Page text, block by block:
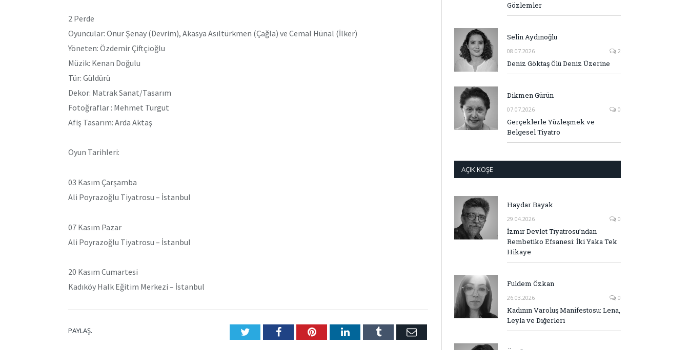
2 Perde
Oyuncular: Onur Şenay (Devrim), Akasya Asıltürkmen (Çağla) ve Cemal Hünal (İlker)
Yöneten: Özdemir Çiftçioğlu
Müzik: Kenan Doğulu
Tür: Güldürü
Dekor: Matrak Sanat/Tasarım
Fotoğraflar : Mehmet Turgut
Afiş Tasarım: Arda Aktaş
Oyun Tarihleri:
03 Kasım Çarşamba
Ali Poyrazoğlu Tiyatrosu – İstanbul
07 Kasım Pazar
Ali Poyrazoğlu Tiyatrosu – İstanbul
20 Kasım Cumartesi
Kadıköy Halk Eğitim Merkezi – İstanbul
PAYLAŞ. TwitterFacebookPinterestLinkedInTumblr E-
Gözlemler
Selin Aydınoğlu
08.07.2026 2
Deniz Göktaş Ölü Deniz Üzerine
Dikmen Gürün
07.07.2026 0
Gerçeklerle Yüzleşmek ve
Belgesel Tiyatro
AÇIK KÖŞE
Haydar Bayak
29.04.2026 0
İzmir Devlet Tiyatrosu’ndan
Rembetiko Efsanesi: İki Yaka Tek
Hikaye
Fuldem Özkan
26.03.2026 0
Kadının Varoluş Manifestosu: Lena,
Leyla ve Diğerleri